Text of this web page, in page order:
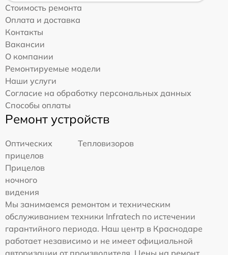
Стоимость ремонта
Оплата и доставка
Контакты
Вакансии
О компании
Ремонтируемые модели
Наши услуги
Согласие на обработку персональных данных
Способы оплаты
Ремонт устройств
Оптических
прицелов
Тепловизоров
Прицелов
ночного
видения
Мы занимаемся ремонтом и техническим
обслуживанием техники Infratech по истечении
гарантийного периода. Наш центр в Краснодаре
работает независимо и не имеет официальной